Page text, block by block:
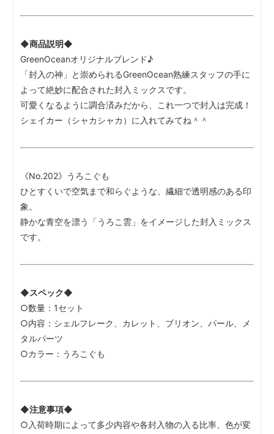
◆商品説明◆
GreenOceanオリジナルブレンド♪
「封入の神」と崇められるGreenOcean熟練スタッフの手に
よって絶妙に配合された封入ミックスです。
可愛くなるように調合済みだから、これ一つで封入は完成！
シェイカー（シャカシャカ）に入れてみてね＾＾
《No.202》うろこぐも
ひとすくいで空気まで和らぐような、繊細で透明感のある印
象。
静かな青空を漂う「うろこ雲」をイメージした封入ミックス
です。
◆スペック◆
○数量：1セット
○内容：シェルフレーク、カレット、ブリオン、パール、メ
タルパーツ
○カラー：うろこぐも
◆注意事項◆
○入荷時期によって多少内容や各封入物の入る比率、色が変